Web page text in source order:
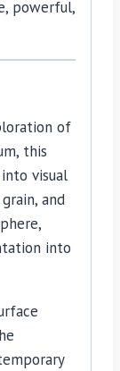
powerful,
of
this
visual
and
into